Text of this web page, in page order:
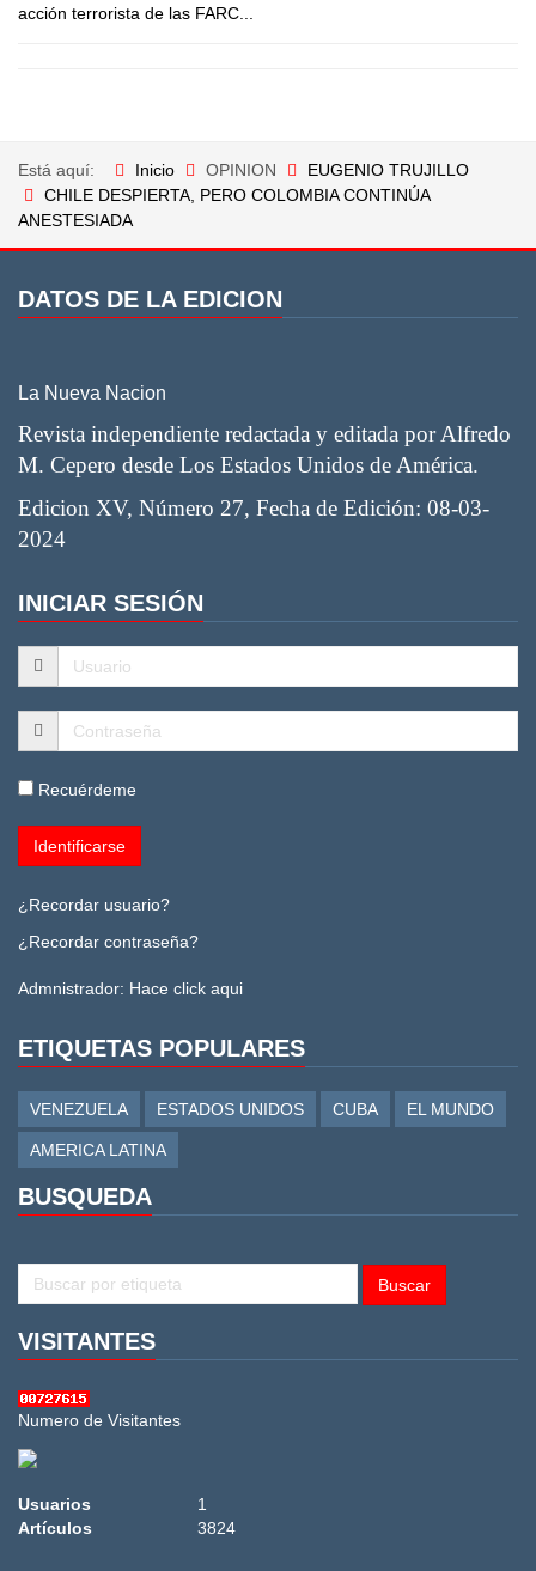
acción terrorista de las FARC...
Está aquí: Inicio OPINION
EUGENIO TRUJILLO
CHILE DESPIERTA, PERO COLOMBIA CONTINÚA
ANESTESIADA
DATOS DE LA EDICION
La Nueva Nacion
Revista independiente redactada y editada por Alfredo
M. Cepero desde Los Estados Unidos de América.
Edicion XV, Número 27, Fecha de Edición: 08-03-
2024
INICIAR SESIÓN
Recuérdeme
¿Recordar usuario?
¿Recordar contraseña?
Admnistrador: Hace click aqui
ETIQUETAS POPULARES
VENEZUELA ESTADOS UNIDOS CUBA EL MUNDO
AMERICA LATINA
BUSQUEDA
BUSCAR
Buscar
VISITANTES
Numero de Visitantes
Usuarios
1
Artículos
3824